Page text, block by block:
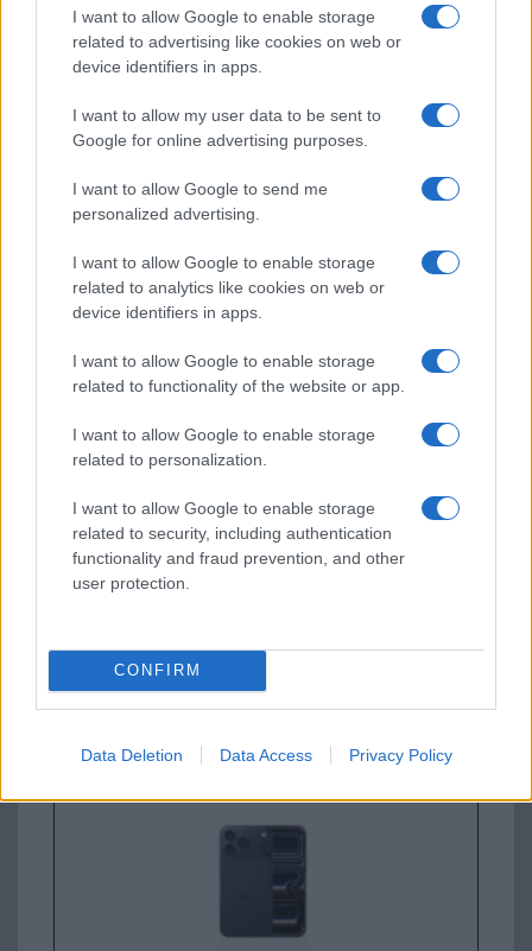
I want to allow Google to enable storage
related to advertising like cookies on web or
device identifiers in apps.
I want to allow my user data to be sent to
Google for online advertising purposes.
I want to allow Google to send me
personalized advertising.
I want to allow Google to enable storage
related to analytics like cookies on web or
device identifiers in apps.
I want to allow Google to enable storage
related to functionality of the website or app.
I want to allow Google to enable storage
related to personalization.
I want to allow Google to enable storage
related to security, including authentication
functionality and fraud prevention, and other
user protection.
CONFIRM
Data Deletion Data Access Privacy Policy
Új és Használt GSM kiemelt ajánlatok
Apple iPhone 15 Pro
Nyugati GSM
280.000 Ft (új)
Samsung Galaxy S26 Ultra
350.000 Ft (új)
Apple iPhone 17 Pro